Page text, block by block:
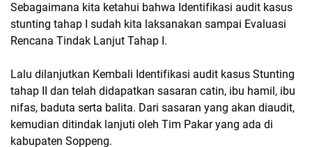
Sebagaimana kita ketahui bahwa Identifikasi audit kasus
stunting tahap I sudah kita laksanakan sampai Evaluasi
Rencana Tindak Lanjut Tahap I.
Lalu dilanjutkan Kembali Identifikasi audit kasus Stunting
tahap II dan telah didapatkan sasaran catin, ibu hamil, ibu
nifas, baduta serta balita. Dari sasaran yang akan diaudit,
kemudian ditindak lanjuti oleh Tim Pakar yang ada di
kabupaten Soppeng.